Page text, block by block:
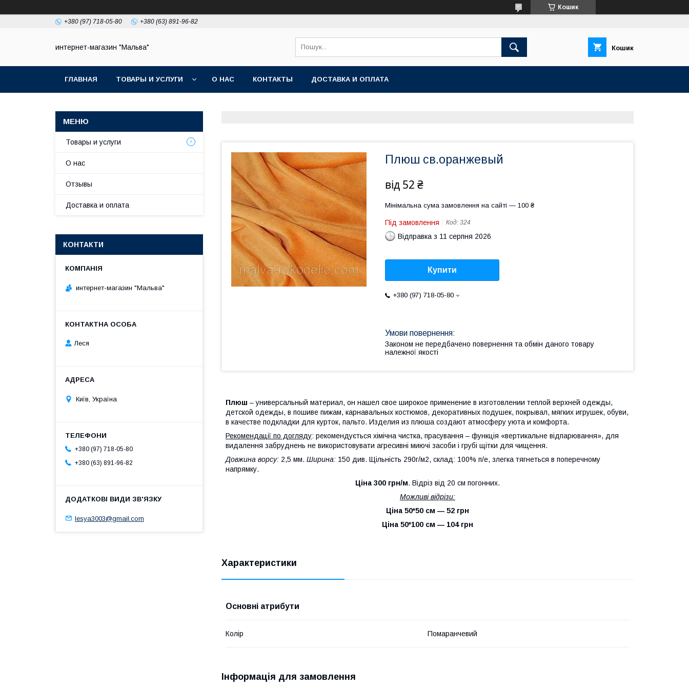
Кошик
+380 (97) 718-05-80 +380 (63) 891-96-82
интернет-магазин "Мальва" Кошик
ГЛАВНАЯ ТОВАРЫ И УСЛУГИ О НАС КОНТАКТЫ ДОСТАВКА И ОПЛАТА
Плюш св.оранжевый
від 52 ₴
Мінімальна сума замовлення на сайті — 100 ₴
Під замовлення Код: 324
Відправка з 11 серпня 2026
Купити
+380 (97) 718-05-80
Законом не передбачено повернення та обмін даного товару
належної якості
Плюш – универсальный материал, он нашел свое широкое применение в изготовлении теплой верхней одежды,
детской одежды, в пошиве пижам, карнавальных костюмов, декоративных подушек, покрывал, мягких игрушек, обуви,
в качестве подкладки для курток, пальто. Изделия из плюша создают атмосферу уюта и комфорта.
Рекомендації по догляду: рекомендується хімічна чистка, прасування – функція «вертикальне відпарювання», для
видалення забруднень не використовувати агресивні миючі засоби і грубі щітки для чищення.
Довжина ворсу: 2,5 мм. Ширина: 150 див. Щільність 290г/м2, склад: 100% п/е, злегка тягнеться в поперечному
напрямку.
Ціна 300 грн/м. Відріз від 20 см погонних.
Можливі відрізи:
Ціна 50*50 см ― 52 грн
Ціна 50*100 см ― 104 грн
Характеристики
Основні атрибути
Колір Помаранчевий
Інформація для замовлення
Товары и услуги
О нас
Отзывы
Доставка и оплата
КОНТАКТИ
интернет-магазин "Мальва"
Леся
Київ, Україна
+380 (97) 718-05-80
+380 (63) 891-96-82
lesya3003@gmail.com